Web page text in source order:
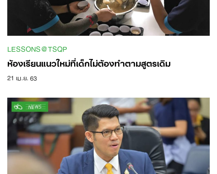
LESSONS@TSQP
ห้องเรียนแนวใหม่ที่เด็กไม่ต้องทำตามสูตรเดิม
21 เม.ย. 63